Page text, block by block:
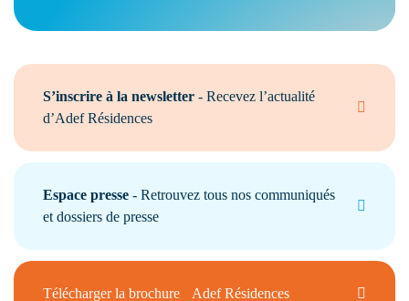
S’inscrire à la newsletter - Recevez l’actualité
d’Adef Résidences
Espace presse - Retrouvez tous nos communiqués
et dossiers de presse
Télécharger la brochure Adef Résidences